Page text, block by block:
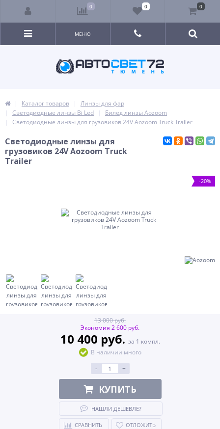
МЕНЮ
Каталог товаров
Линзы для фар
Светодиодные линзы Bi Led
Билед линзы Aozoom
Светодиодные линзы для грузовиков 24V Aozoom Truck Trailer
Светодиодные линзы для
грузовиков 24V Aozoom Truck
Trailer
-20%
13 000 руб.
Экономия 2 600 руб.
10 400 руб. за 1 компл.
В наличии много
-
+
КУПИТЬ
НАШЛИ ДЕШЕВЛЕ?
СРАВНИТЬ ОТЛОЖИТЬ
0 0 0